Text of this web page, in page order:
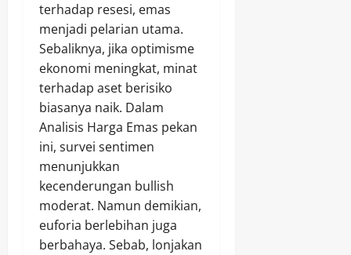
terhadap resesi, emas
menjadi pelarian utama.
Sebaliknya, jika optimisme
ekonomi meningkat, minat
terhadap aset berisiko
biasanya naik. Dalam
Analisis Harga Emas pekan
ini, survei sentimen
menunjukkan
kecenderungan bullish
moderat. Namun demikian,
euforia berlebihan juga
berbahaya. Sebab, lonjakan